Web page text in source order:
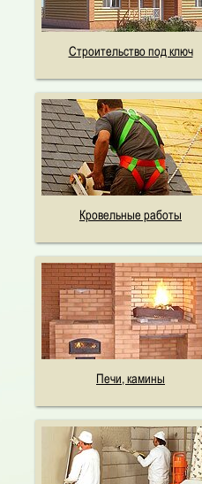
Строительство под ключ
Кровельные работы
Печи, камины